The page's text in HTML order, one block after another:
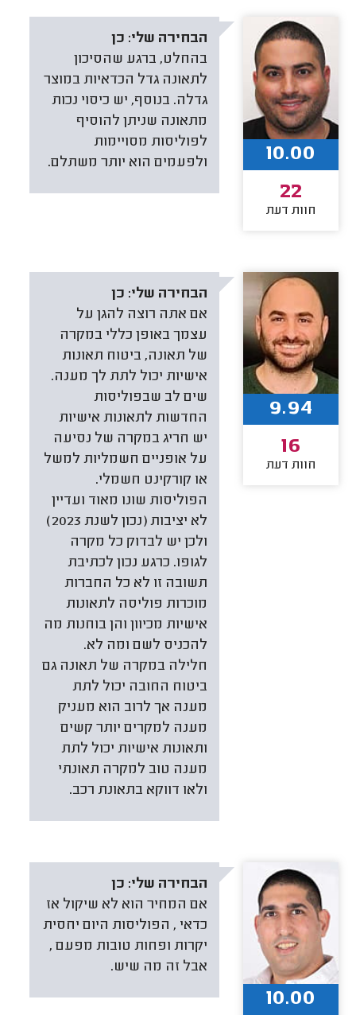
הבחירה שלי: כן
בהחלט, ברגע שהסיכון
לתאונה גדל הכדאיות במוצר
גדלה. בנוסף, יש כיסוי נכות
מתאונה שניתן להוסיף
לפוליסות מסויימות
ולפעמים הוא יותר משתלם.
10.00
22
חוות דעת
הבחירה שלי: כן
אם אתה רוצה להגן על
עצמך באופן כללי במקרה
של תאונה, ביטוח תאונות
אישיות יכול לתת לך מענה.
שים לב שבפוליסות
החדשות לתאונות אישיות
יש חריג במקרה של נסיעה
על אופניים חשמליות למשל
או קורקינט חשמלי.
הפוליסות שונו מאוד ועדיין
לא יציבות (נכון לשנת 2023)
ולכן יש לבדוק כל מקרה
לגופו. כרגע נכון לכתיבת
תשובה זו לא כל החברות
מוכרות פוליסה לתאונות
אישיות מכיוון והן בוחנות מה
להכניס לשם ומה לא.
חלילה במקרה של תאונה גם
ביטוח החובה יכול לתת
מענה אך לרוב הוא מעניק
מענה למקרים יותר קשים
ותאונות אישיות יכול לתת
מענה טוב למקרה תאונתי
ולאו דווקא בתאונת רכב.
9.94
16
חוות דעת
הבחירה שלי: כן
אם המחיר הוא לא שיקול אז
כדאי , הפוליסות היום יחסית
יקרות ופחות טובות מפעם ,
אבל זה מה שיש.
10.00